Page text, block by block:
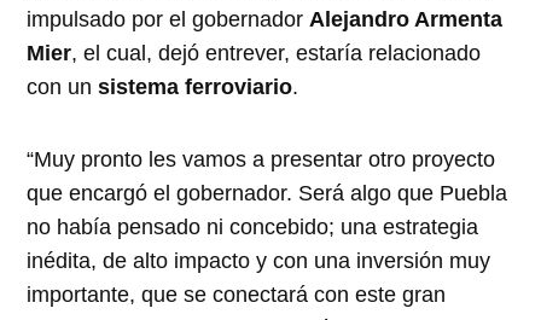
impulsado por el gobernadorAlejandro Armenta
Mier, el cual, dejó entrever, estaría relacionado
con unsistema ferroviario.
“Muy pronto les vamos a presentar otro proyecto
que encargó el gobernador. Será algo que Puebla
no había pensado ni concebido; una estrategia
inédita, de alto impacto y con una inversión muy
importante, que se conectará con este gran